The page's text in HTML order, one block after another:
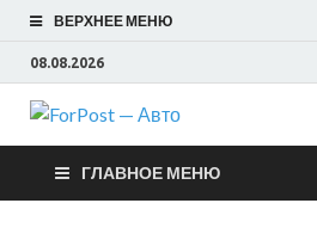
ВЕРХНЕЕ МЕНЮ
08.08.2026
Авто
ГЛАВНОЕ МЕНЮ